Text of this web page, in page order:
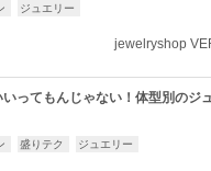
ジュエリー
jewelryshop
ってもんじゃない！体型別のジ
盛りテク ジュエリー